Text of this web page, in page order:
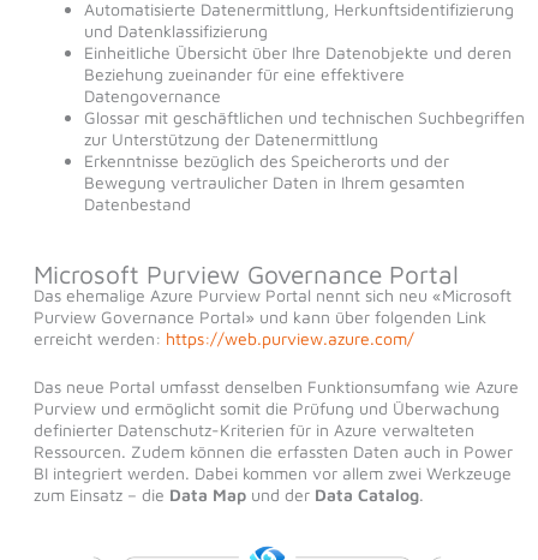
Automatisierte Datenermittlung, Herkunftsidentifizierung
und Datenklassifizierung
Einheitliche Übersicht über Ihre Datenobjekte und deren
Beziehung zueinander für eine effektivere
Datengovernance
Glossar mit geschäftlichen und technischen Suchbegriffen
zur Unterstützung der Datenermittlung
Erkenntnisse bezüglich des Speicherorts und der
Bewegung vertraulicher Daten in Ihrem gesamten
Datenbestand
Microsoft Purview Governance Portal
Das ehemalige Azure Purview Portal nennt sich neu «Microsoft
Purview Governance Portal» und kann über folgenden Link
erreicht werden: https://web.purview.azure.com/
Das neue Portal umfasst denselben Funktionsumfang wie Azure
Purview und ermöglicht somit die Prüfung und Überwachung
definierter Datenschutz-Kriterien für in Azure verwalteten
Ressourcen. Zudem können die erfassten Daten auch in Power
BI integriert werden. Dabei kommen vor allem zwei Werkzeuge
zum Einsatz – die Data Mapund der Data Catalog.